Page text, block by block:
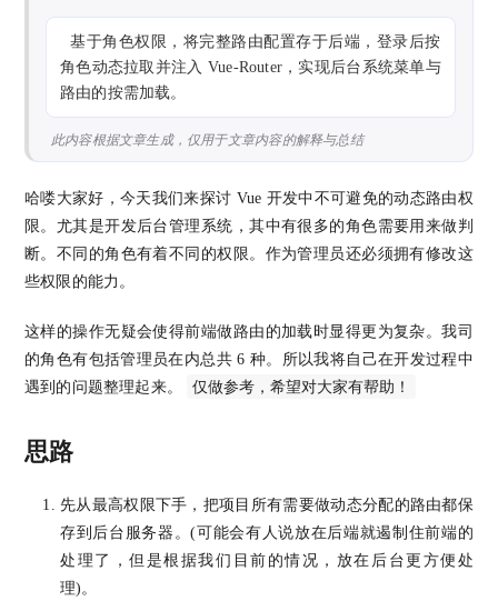
  基于角色权限，将完整路由配置存于后端，登录后按
角色动态拉取并注入 Vue-Router，实现后台系统菜单与
路由的按需加载。
此内容根据文章生成，仅用于文章内容的解释与总结
哈喽大家好，今天我们来探讨 Vue 开发中不可避免的动态路由权
限。尤其是开发后台管理系统，其中有很多的角色需要用来做判
断。不同的角色有着不同的权限。作为管理员还必须拥有修改这
些权限的能力。
这样的操作无疑会使得前端做路由的加载时显得更为复杂。我司
的角色有包括管理员在内总共 6 种。所以我将自己在开发过程中
遇到的问题整理起来。
仅做参考，希望对大家有帮助！
思路
先从最高权限下手，把项目所有需要做动态分配的路由都保
存到后台服务器。(可能会有人说放在后端就遏制住前端的
处理了，但是根据我们目前的情况，放在后台更方便处
理)。